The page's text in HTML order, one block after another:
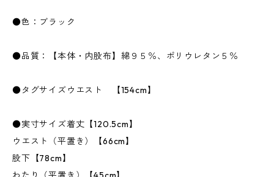
●色：ブラック
●品質：【本体・内股布】綿９５％、ポリウレタン５％
●タグサイズウエスト 【154cm】
●実寸サイズ着丈【120.5cm】
ウエスト（平置き）【66cm】
股下【78cm】